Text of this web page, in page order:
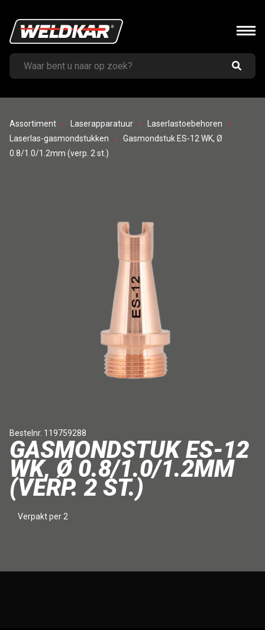
Assortiment Laserapparatuur
Laserlastoebehoren
Laserlas-gasmondstukken
Gasmondstuk ES-12 WK, Ø
0.8/1.0/1.2mm (verp. 2 st.)
Bestelnr. 119759288
GASMONDSTUK ES-12
WK, Ø 0.8/1.0/1.2MM
(VERP. 2 ST.)
Verpakt per 2